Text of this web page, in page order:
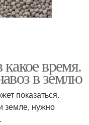
время.
в землю
показаться.
земле, нужно